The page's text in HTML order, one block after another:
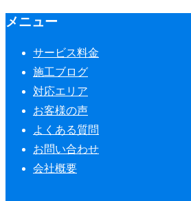
メニュー
サービス料金
施工ブログ
対応エリア
お客様の声
よくある質問
お問い合わせ
会社概要